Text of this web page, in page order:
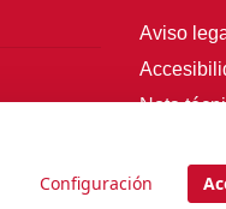
Login
Aviso
Nota
Configuración